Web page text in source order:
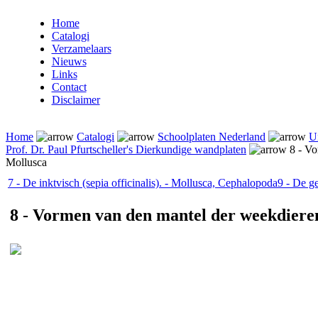
Home
Catalogi
Verzamelaars
Nieuws
Links
Contact
Disclaimer
Home Catalogi Schoolplaten Nederland
Prof. Dr. Paul Pfurtscheller's Dierkundige wandplaten
8 -
Mollusca
7 - De inktvisch (sepia officinalis). - Mollusca, Cephalopoda9 - De
8 - Vormen van den mantel der